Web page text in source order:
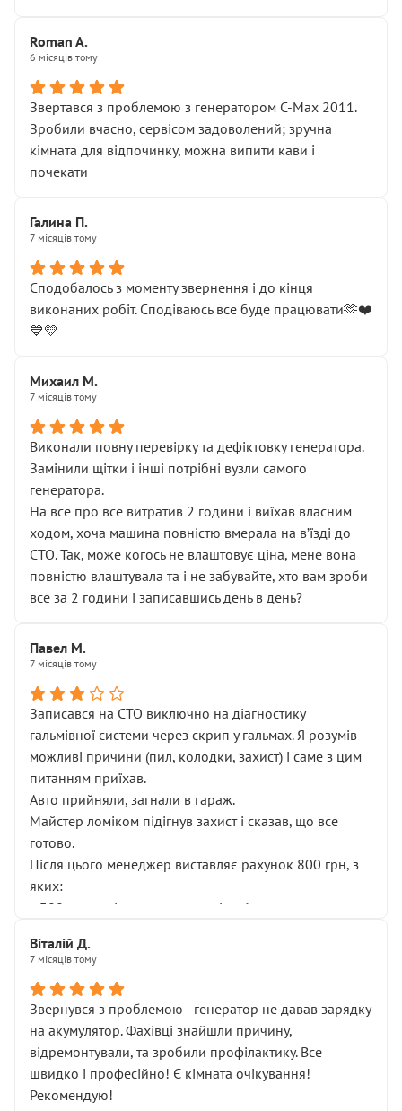
Roman A.
6 місяців тому
Звертався з проблемою з генератором C-Max 2011.
Зробили вчасно, сервісом задоволений; зручна
кімната для відпочинку, можна випити кави і
почекати
Галина П.
7 місяців тому
Сподобалось з моменту звернення і до кінця
виконаних робіт. Сподіваюсь все буде працювати🫶❤️
💙💛
Михаил М.
7 місяців тому
Виконали повну перевірку та дефіктовку генератора.
Замінили щітки і інші потрібні вузли самого
генератора.
На все про все витратив 2 години і виїхав власним
ходом, хоча машина повністю вмерала на вʼїзді до
СТО. Так, може когось не влаштовує ціна, мене вона
повністю влаштувала та і не забувайте, хто вам зроби
все за 2 години і записавшись день в день?
Павел М.
7 місяців тому
Записався на СТО виключно на діагностику
гальмівної системи через скрип у гальмах. Я розумів
можливі причини (пил, колодки, захист) і саме з цим
питанням приїхав.
Авто прийняли, загнали в гараж.
Майстер ломіком підігнув захист і сказав, що все
готово.
Після цього менеджер виставляє рахунок 800 грн, з
яких:
• 300 грн — діагностика гальмівної системи
НЕ погоджував
послуга. Тим більше, я був поруч і жодної реальної
діагностики ходової не проводилось. Після
зауваження гроші за цю “послугу” повернули, що
лише підтвердило мою правоту.
Але головне — я виїжджаю з боксу, і скрип у гальмах
залишився таким самим, як і був. Тобто оплачена
Віталій Д.
7 місяців тому
Звернувся з проблемою - генератор не давав зарядку
на акумулятор. Фахівці знайшли причину,
відремонтували, та зробили профілактику. Все
швидко і професійно! Є кімната очікування!
Рекомендую!